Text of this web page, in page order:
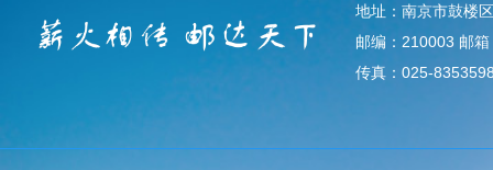
地址：南京市鼓楼
邮编：210003 邮
传真：025-